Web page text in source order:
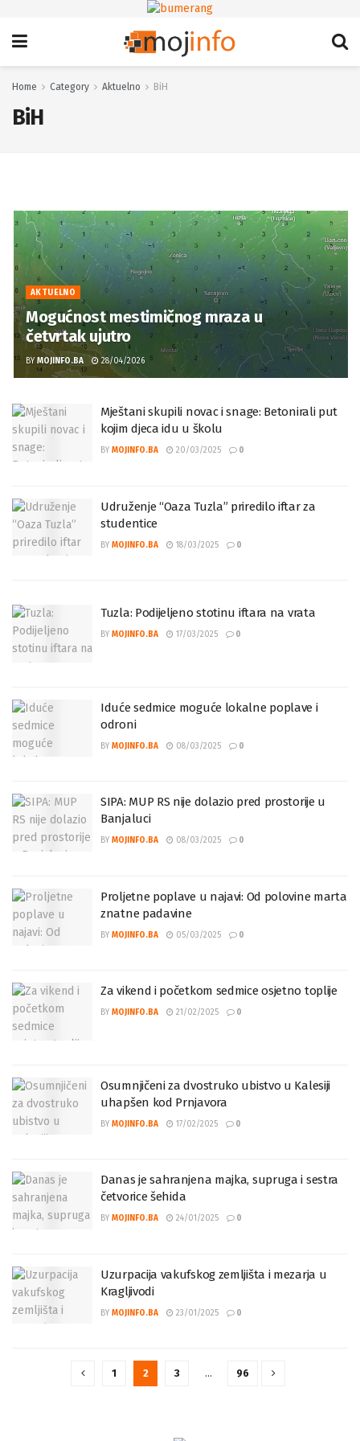
Home Category Aktuelno BiH
BiH
AKTUELNO
Mogućnost mestimičnog mraza u
četvrtak ujutro
BY MOJINFO.BA 28/04/2026
Mještani skupili novac i snage: Betonirali put
kojim djeca idu u školu
BY MOJINFO.BA 20/03/2025 0
Udruženje “Oaza Tuzla” priredilo iftar za
studentice
BY MOJINFO.BA 18/03/2025 0
Tuzla: Podijeljeno stotinu iftara na vrata
BY MOJINFO.BA 17/03/2025 0
Iduće sedmice moguće lokalne poplave i
odroni
BY MOJINFO.BA 08/03/2025 0
SIPA: MUP RS nije dolazio pred prostorije u
Banjaluci
BY MOJINFO.BA 08/03/2025 0
Proljetne poplave u najavi: Od polovine marta
znatne padavine
BY MOJINFO.BA 05/03/2025 0
Za vikend i početkom sedmice osjetno toplije
BY MOJINFO.BA 21/02/2025 0
Osumnjičeni za dvostruko ubistvo u Kalesiji
uhapšen kod Prnjavora
BY MOJINFO.BA 17/02/2025 0
Danas je sahranjena majka, supruga i sestra
četvorice šehida
BY MOJINFO.BA 24/01/2025 0
Uzurpacija vakufskog zemljišta i mezarja u
Kragljivodi
BY MOJINFO.BA 23/01/2025 0
1 2 3 … 96